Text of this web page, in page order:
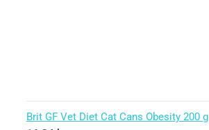
Brit GF Vet Diet Cat Cans Obesity 200 g